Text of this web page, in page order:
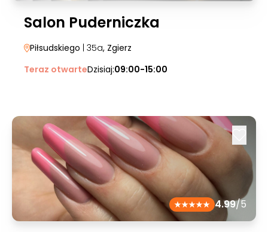
Salon Puderniczka
Piłsudskiego | 35a, Zgierz
Teraz otwarteDzisiaj:09:00-15:00
4.99/5